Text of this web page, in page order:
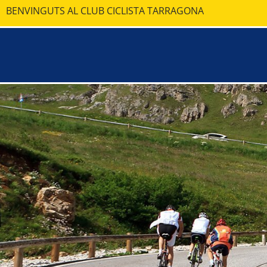
BENVINGUTS AL CLUB CICLISTA TARRAGONA